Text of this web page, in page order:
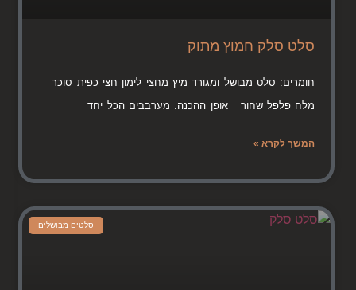
סלט סלק חמוץ מתוק
חומרים: סלט מבושל ומגורד מיץ מחצי לימון חצי כפית סוכר
מלח פלפל שחור אופן ההכנה: מערבבים הכל יחד
המשך לקרא »
סלטים מבושלים